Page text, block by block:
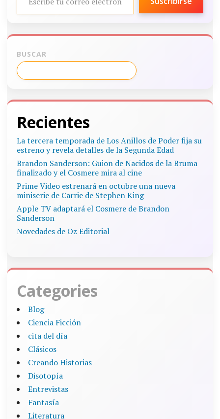
BUSCAR
Recientes
La tercera temporada de Los Anillos de Poder fija su
estreno y revela detalles de la Segunda Edad
Brandon Sanderson: Guion de Nacidos de la Bruma
finalizado y el Cosmere mira al cine
Prime Video estrenará en octubre una nueva
miniserie de Carrie de Stephen King
Apple TV adaptará el Cosmere de Brandon
Sanderson
Novedades de Oz Editorial
Categories
Blog
Ciencia Ficción
cita del día
Clásicos
Creando Historias
Disotopía
Entrevistas
Fantasía
Literatura